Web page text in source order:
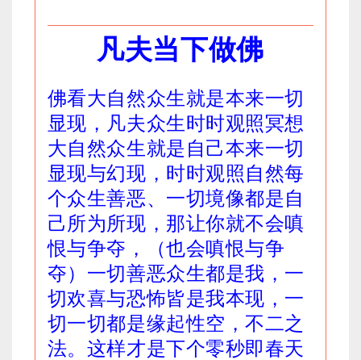
凡夫当下做佛
佛看大自然众生就是本来一切
显现，凡夫众生时时观照冥想
大自然众生就是自己本来一切
显现与幻现，时时观照自然每
个众生善恶、一切境像都是自
己所为所现，那让你就不会嗔
恨与争夺，（也会嗔恨与争
夺）一切善恶众生都是我，一
切欢喜与恐怖皆是我本现，一
切一切都是缘起性空，不二之
法。这样才是下个零秒即春天